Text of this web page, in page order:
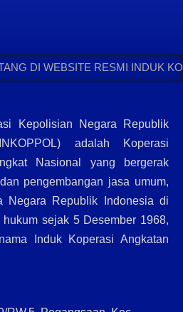
WEBSITE RESMI INDUK
Kepolisian Negara Republik
adalah Koperasi
Nasional yang bergerak
pengembangan jasa umum,
Negara Republik Indonesia di
sejak 5 Desember 1968,
Induk Koperasi Angkatan